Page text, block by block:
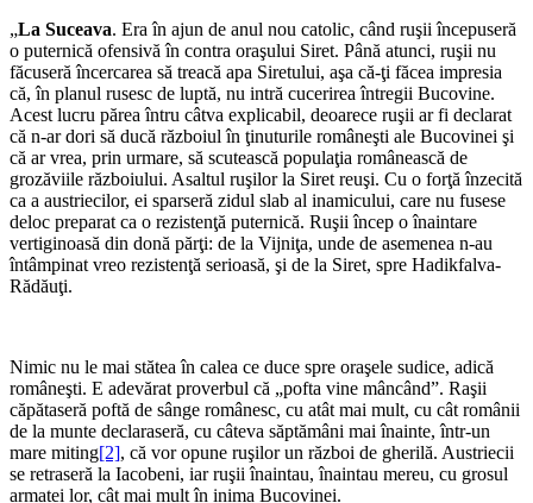
„La Suceava. Era în ajun de anul nou catolic, când ruşii începuseră
o puternică ofensivă în contra oraşului Siret. Până atunci, ruşii nu
făcuseră încercarea să treacă apa Siretului, aşa că-ţi făcea impresia
că, în planul rusesc de luptă, nu intră cucerirea întregii Bucovine.
Acest lucru părea întru câtva explicabil, deoarece ruşii ar fi declarat
că n-ar dori să ducă războiul în ţinuturile româneşti ale Bucovinei şi
că ar vrea, prin urmare, să scutească populaţia românească de
grozăviile războiului. Asaltul ruşilor la Siret reuşi. Cu o forţă înzecită
ca a austriecilor, ei sparseră zidul slab al inamicului, care nu fusese
deloc preparat ca o rezistenţă puternică. Ruşii încep o înaintare
vertiginoasă din donă părţi: de la Vijniţa, unde de asemenea n-au
întâmpinat vreo rezistenţă serioasă, şi de la Siret, spre Hadikfalva-
Rădăuţi.
Nimic nu le mai stătea în calea ce duce spre oraşele sudice, adică
româneşti. E adevărat proverbul că „pofta vine mâncând”. Raşii
căpătaseră poftă de sânge românesc, cu atât mai mult, cu cât românii
de la munte declaraseră, cu câteva săptămâni mai înainte, într-un
mare miting[2], că vor opune ruşilor un război de gherilă. Austriecii
se retraseră la Iacobeni, iar ruşii înaintau, înaintau mereu, cu grosul
armatei lor, cât mai mult în inima Bucovinei.